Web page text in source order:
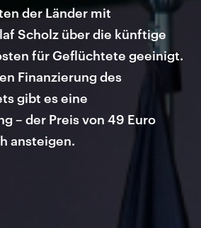
der Länder mit
Scholz über die künftige
für Geflüchtete geeinigt.
Finanzierung des
gibt es eine
– der Preis von 49 Euro
ansteigen.